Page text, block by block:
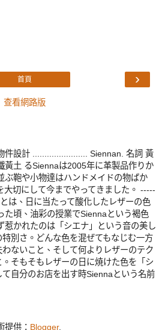
›
首頁
查看網路版
件設計 ....................... Siennan. 名詞 黃
黃土 るSiennaは2005年に革製品作りか
ぶ鞄や小物達はハンドメイドの物ばか
大切にして今までやってきました。 -----
は、日に当たって酸化したレザーの色
た頃、油彩の授業でSiennaという褐色
惹かれたのは「シエナ」という音の美し
別さ。どんな色を混ぜてもなじむ一方
ないこと、そして何よりレザーのテク
そもそもレザーの日に焼けた色を「シ
自分のお店を出す時Siennaという名前
提供： Blogger.